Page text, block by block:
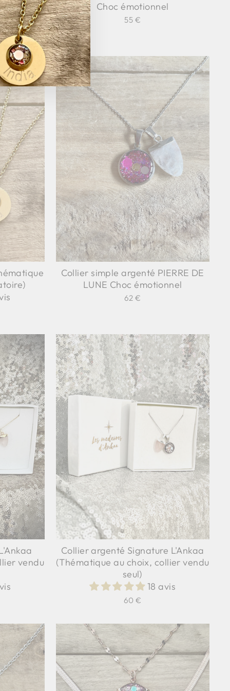
Choc émotionnel
55 €
Collier simple argenté PIERRE DE
LUNE Choc émotionnel
62 €
vendu
Collier argenté Signature L'Ankaa
(Thématique au choix, collier vendu
seul)
18 avis
60 €